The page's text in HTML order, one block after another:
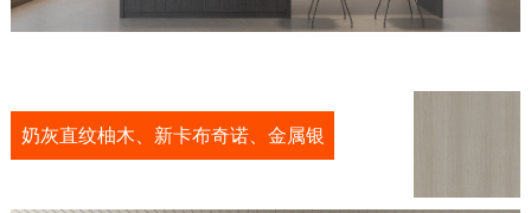
奶灰直纹柚木、新卡布奇诺、金属银